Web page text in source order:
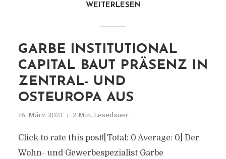
WEITERLESEN
GARBE INSTITUTIONAL
CAPITAL BAUT PRÄSENZ IN
ZENTRAL- UND
OSTEUROPA AUS
16. März 2021 2 Min. Lesedauer
Click to rate this post![Total: 0 Average: 0] Der
Wohn- und Gewerbespezialist Garbe